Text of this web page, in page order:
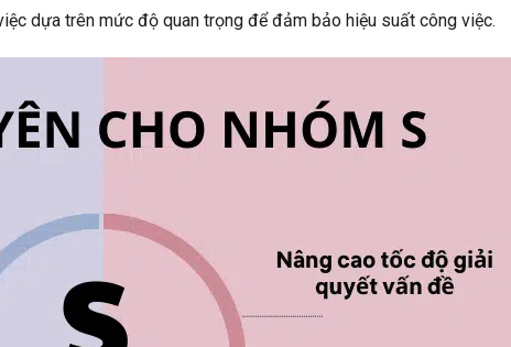
dựa trên mức độ quan trọng để đảm bảo hiệu suất công việc.